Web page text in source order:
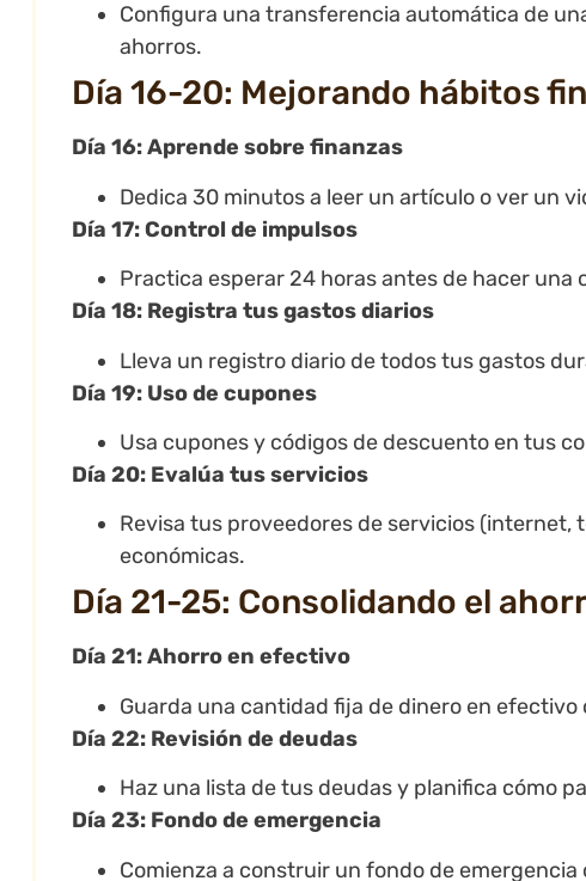
Configura una transferencia automática de
ahorros.
Día 16-20: Mejorando hábitos
Día 16: Aprende sobre finanzas
Dedica 30 minutos a leer un artículo o ver un
Día 17: Control de impulsos
Practica esperar 24 horas antes de hacer una
Día 18: Registra tus gastos diarios
Lleva un registro diario de todos tus gastos
Día 19: Uso de cupones
Usa cupones y códigos de descuento en tus
Día 20: Evalúa tus servicios
Revisa tus proveedores de servicios (internet,
económicas.
Día 21-25: Consolidando el
Día 21: Ahorro en efectivo
Guarda una cantidad fija de dinero en efectivo
Día 22: Revisión de deudas
Haz una lista de tus deudas y planifica cómo
Día 23: Fondo de emergencia
Comienza a construir un fondo de